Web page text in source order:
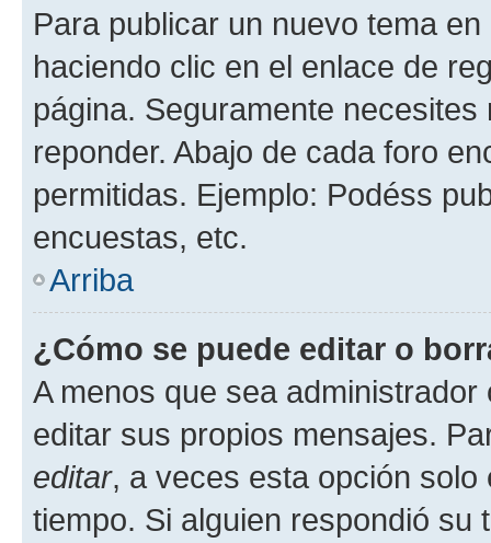
Para publicar un nuevo tema
haciendo clic en el enlace de
página. Seguramente
reponder. Abajo de cada foro
permitidas. Ejemplo: Podéss
encuestas, etc.
Arriba
¿Cómo se puede editar o
A menos que sea
editar sus propios mensajes.
editar, a veces esta opción
tiempo. Si alguien respondió